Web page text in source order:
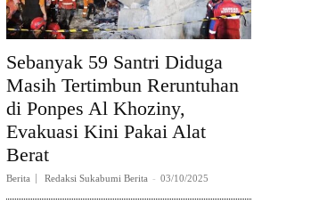
Sebanyak 59 Santri Diduga
Masih Tertimbun Reruntuhan
di Ponpes Al Khoziny,
Evakuasi Kini Pakai Alat
Berat
Berita Redaksi Sukabumi Berita - 03/10/2025